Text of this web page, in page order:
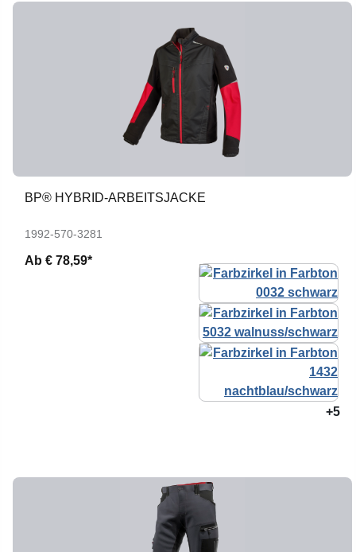
BP® HYBRID-ARBEITSJACKE
1992-570-3281
Ab € 78,59*
+5